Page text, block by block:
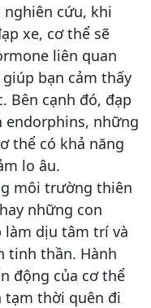
nghiên cứu, khi
xe, cơ thể sẽ
liên quan
bạn cảm thấy
Bên cạnh đó, đạp
endorphins, những
thể có khả năng
lo âu.
môi trường thiên
những con
làm dịu tâm trí và
tinh thần. Hành
động của cơ thể
tạm thời quên đi